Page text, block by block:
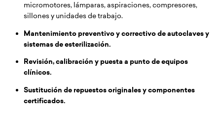
micromotores, lámparas, aspiraciones, compresores,
sillones y unidades de trabajo.
Mantenimiento preventivo y correctivo de autoclaves y
sistemas de esterilización.
Revisión, calibración y puesta a punto de equipos
clínicos.
Sustitución de repuestos originales y componentes
certificados.